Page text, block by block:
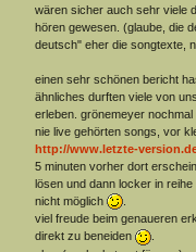
wären sicher auch sehr viele
hören gewesen. (glaube, die
deutsch" eher die songtexte,
einen sehr schönen bericht
ähnliches durften viele von
erleben. grönemeyer
nie live gehörten songs, vor
http://www.letzte-
5 minuten vorher dort
lösen und dann locker in
nicht möglich
.
viel freude beim genaueren
direkt zu beneiden
.